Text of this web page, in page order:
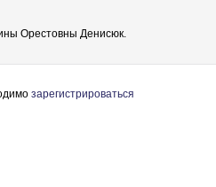
Орестовны Денисюк.
зарегистрироваться